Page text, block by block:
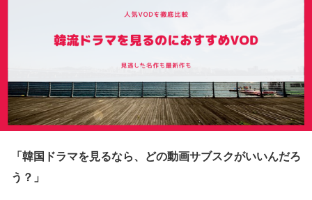
「韓国ドラマを見るなら、どの動画サブスクがいいんだろ
う？」